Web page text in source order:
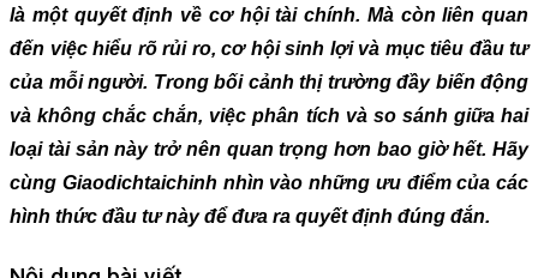
là một quyết định về cơ hội tài chính. Mà còn liên quan
đến việc hiểu rõ rủi ro, cơ hội sinh lợi và mục tiêu đầu tư
của mỗi người. Trong bối cảnh thị trường đầy biến động
và không chắc chắn, việc phân tích và so sánh giữa hai
loại tài sản này trở nên quan trọng hơn bao giờ hết. Hãy
cùng Giaodichtaichinh nhìn vào những ưu điểm của các
hình thức đầu tư này để đưa ra quyết định đúng đắn.